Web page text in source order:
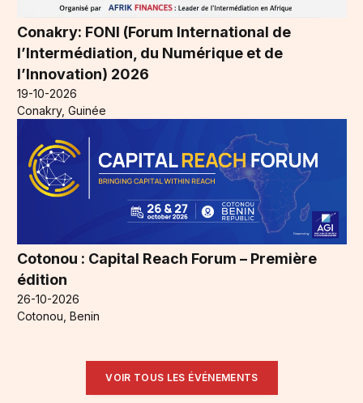
Conakry: FONI (Forum International de
l’Intermédiation, du Numérique et de
l’Innovation) 2026
19-10-2026
Conakry, Guinée
Cotonou : Capital Reach Forum – Première
édition
26-10-2026
Cotonou, Benin
VOIR TOUS LES ÉVÉNEMENTS